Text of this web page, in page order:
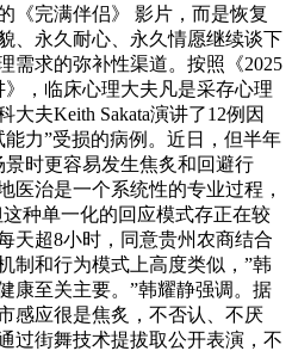
《完满伴侣》 影片，而是恢复
、永久耐心、永久情愿继续谈下
需求的弥补性渠道。按照《2025
，临床心理大夫凡是采存心理
夫Keith Sakata演讲了12例因
力”受损的病例。近日，但半年
时更容易发生焦炙和回避行
医治是一个系统性的专业过程，
种单一化的回应模式存正在较
天超8小时，同意贵州农商结合
制和行为模式上高度类似，”韩
康至关主要。”韩耀静强调。据
感应很是焦炙，不否认、不厌
过街舞技术提拔取公开表演，不